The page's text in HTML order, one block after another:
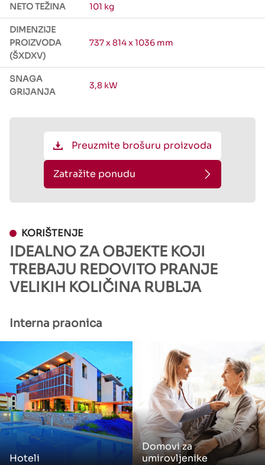
NETO TEŽINA 101 kg
DIMENZIJE
PROIZVODA
(ŠXDXV)
737 x 814 x 1036 mm
SNAGA
GRIJANJA
3,8 kW
Preuzmite brošuru proizvoda
Zatražite ponudu
KORIŠTENJE
IDEALNO ZAOBJEKTE KOJI
TREBAJU REDOVITO PRANJE
VELIKIH KOLIČINA RUBLJA
Interna praonica
Hoteli
Domovi za
umirovljenike